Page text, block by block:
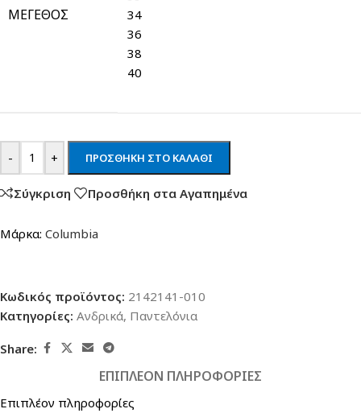
ΜΈΓΕΘΟΣ
34
36
38
40
- + ΠΡΟΣΘΉΚΗ ΣΤΟ ΚΑΛΆΘΙ
Σύγκριση Προσθήκη στα Αγαπημένα
Μάρκα: Columbia
Κωδικός προϊόντος: 2142141-010
Κατηγορίες: Ανδρικά, Παντελόνια
Share:
ΕΠΙΠΛΈΟΝ ΠΛΗΡΟΦΟΡΊΕΣ
Επιπλέον πληροφορίες